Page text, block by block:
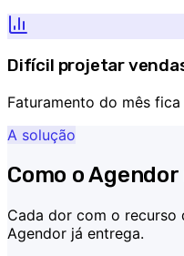
Difícil projetar
Faturamento do mês
A solução
Como o
Cada dor com o recurso
Agendor já entrega.